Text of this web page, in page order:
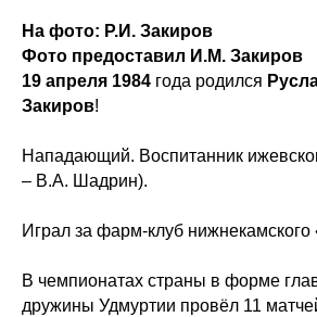
На фото: Р.И. Закиров
Фото предоставил И.М. Закиров
19 апреля 1984 года родился
Закиров!
Нападающий. Воспитанник
– В.А. Шадрин).
Играл за фарм-клуб
В чемпионатах страны в форме
дружины Удмуртии провёл 11